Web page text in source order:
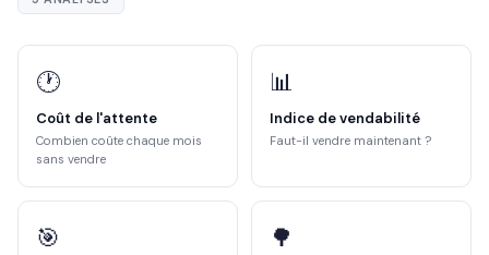
🕐
Coût de l'attente
Combien coûte chaque mois
sans vendre
📊
Indice de vendabilité
Faut-il vendre maintenant ?
🎯 🌳